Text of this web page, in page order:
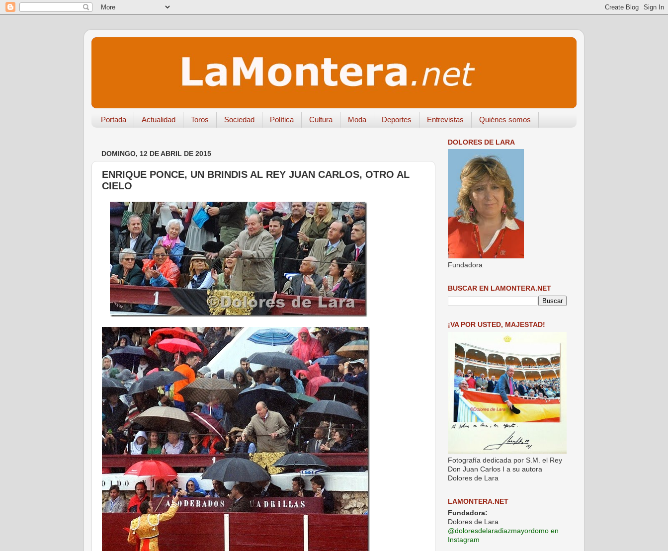
Portada Actualidad Toros Sociedad Política Cultura Moda Deportes Entrevistas Quiénes somos
DOMINGO, 12 DE ABRIL DE 2015
ENRIQUE PONCE, UN BRINDIS AL REY JUAN CARLOS, OTRO AL
CIELO
DOLORES DE LARA
Fundadora
BUSCAR EN LAMONTERA.NET
¡VA POR USTED, MAJESTAD!
Fotografía dedicada por S.M. el Rey
Don Juan Carlos I a su autora
Dolores de Lara
LAMONTERA.NET
Fundadora:
Dolores de Lara
@doloresdelaradiazmayordomo en
Instagram